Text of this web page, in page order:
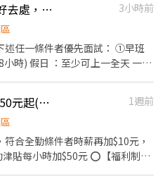
(不含新進人員體檢) 4.其他：上班
福利、三節禮金(品)、福委會福利
100小時者，當月時薪201元‼️
！ ⭐️註：具服務熱
有機車駕照優先錄取😍 【地
🏫德明財經科大學生的打工好去處，假日時薪260元以上，加班費5️⃣分鐘計算
3小時前
任一條件者優先面試： ①早班
時) 假日 ：至少可上一全天 一週
小時) 假日 ：兩天都可上 一個月
帳 等 ▪內場 商品進貨、準備、
→庫存盤點、出貨 等 ⭕獎金
【すき家 SUKIYA】★時薪250元起(含全勤)★復興民權店
1週前
合全勤條件者時薪再加$10元，
時加$50元 ⭕【福利制